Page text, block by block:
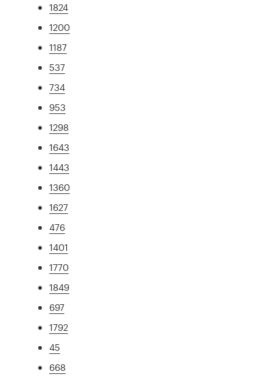
1824
1200
1187
537
734
953
1298
1643
1443
1360
1627
476
1401
1770
1849
697
1792
45
668